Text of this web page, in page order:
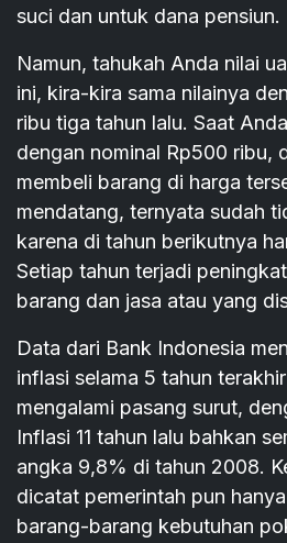
suci dan untuk dana pensiun.
Namun, tahukah Anda nilai
ini, kira-kira sama nilainya
ribu tiga tahun lalu. Saat
dengan nominal Rp500 ribu,
membeli barang di harga
mendatang, ternyata sudah
karena di tahun berikutnya
Setiap tahun terjadi
barang dan jasa atau yang
Data dari Bank Indonesia
inflasi selama 5 tahun
mengalami pasang surut,
Inflasi 11 tahun lalu bahkan
angka 9,8% di tahun 2008.
dicatat pemerintah pun
barang-barang kebutuhan